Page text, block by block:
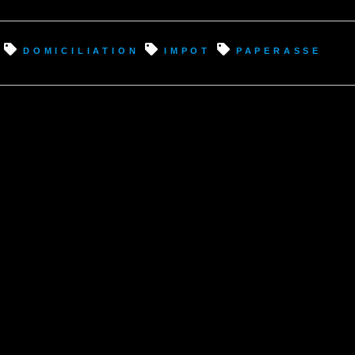
domiciliation impot paperasse